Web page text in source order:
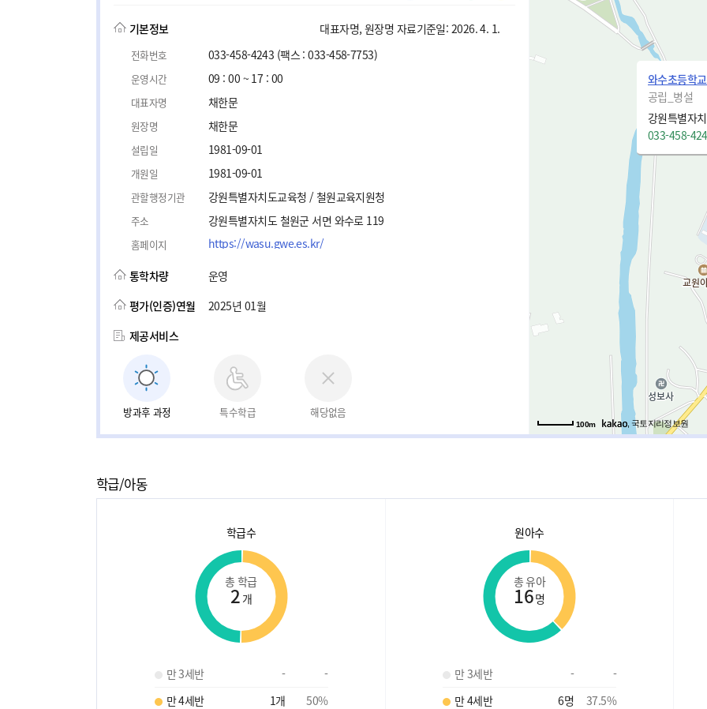
기본정보 대표자명, 원장명 자료기준일: 2026. 4. 1.
전화번호 033-458-4243 (팩스 : 033-458-7753)
운영시간 09 : 00 ~ 17 : 00
대표자명 채한문
원장명 채한문
설립일 1981-09-01
개원일 1981-09-01
관할행정기관 강원특별자치도교육청 / 철원교육지원청
주소 강원특별자치도 철원군 서면 와수로 119
홈페이지 https://wasu.gwe.es.kr/
통학차량
운영
평가(인증)연월
2025년 01월
제공서비스
방과후 과정 특수학급 해당없음
와수초등학
공립_병설
강원특별자
033-458-
100m , 국토지리정보원
학급/아동
학급수
총 학급
2 개
만 3세반 -
-
만 4세반
1개 50%
원아수
총 유아
16명
만 3세반 -
-
만 4세반
6명 37.5%